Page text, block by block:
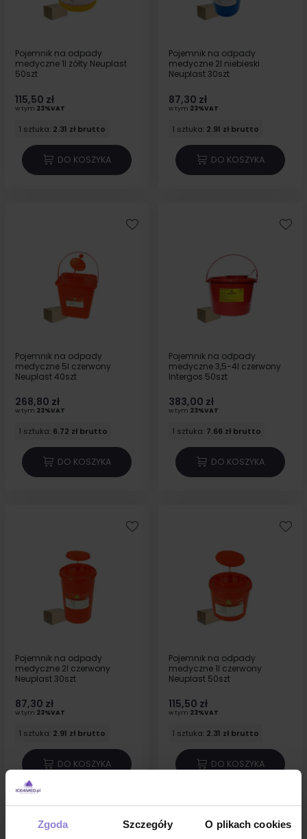
Zgoda Szczegóły O plikach cookies
Pojemnik na odpady
medyczne 1l żółty Neuplast
50szt
115,50 zł
w tym 23%VAT
1 sztuka: 2.31 zł brutto
DO KOSZYKA
Pojemnik na odpady
medyczne 2l niebieski
Neuplast 30szt
87,30 zł
w tym 23%VAT
1 sztuka: 2.91 zł brutto
DO KOSZYKA
Pojemnik na odpady
medyczne 5l czerwony
Neuplast 40szt
268,80 zł
w tym 23%VAT
1 sztuka: 6.72 zł brutto
DO KOSZYKA
Pojemnik na odpady
medyczne 3,5-4l czerwony
Intergos 50szt
383,00 zł
w tym 23%VAT
1 sztuka: 7.66 zł brutto
DO KOSZYKA
Pojemnik na odpady
medyczne 2l czerwony
Neuplast 30szt
87,30 zł
w tym 23%VAT
1 sztuka: 2.91 zł brutto
DO KOSZYKA
Pojemnik na odpady
medyczne 1l czerwony
Neuplast 50szt
115,50 zł
w tym 23%VAT
1 sztuka: 2.31 zł brutto
DO KOSZYKA